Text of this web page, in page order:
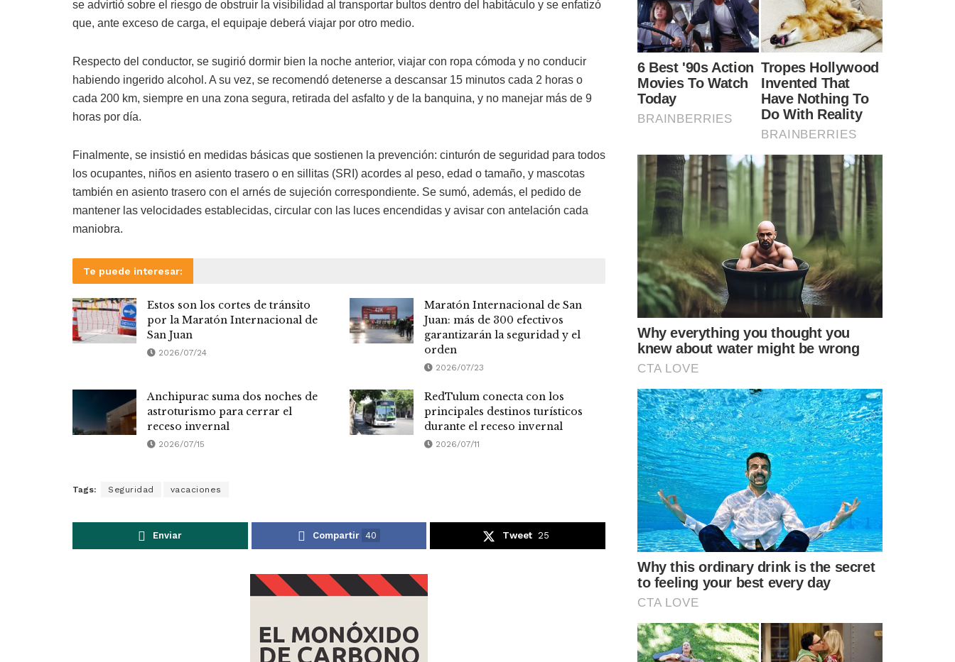
se advirtió sobre el riesgo de obstruir la visibilidad al transportar bultos dentro del habitáculo y se enfatizó
que, ante exceso de carga, el equipaje deberá viajar por otro medio.
Respecto del conductor, se sugirió dormir bien la noche anterior, viajar con ropa cómoda y no conducir
habiendo ingerido alcohol. A su vez, se recomendó detenerse a descansar 15 minutos cada 2 horas o
cada 200 km, siempre en una zona segura, retirada del asfalto y de la banquina, y no manejar más de 9
horas por día.
Finalmente, se insistió en medidas básicas que sostienen la prevención: cinturón de seguridad para todos
los ocupantes, niños en asiento trasero o en sillitas (SRI) acordes al peso, edad o tamaño, y mascotas
también en asiento trasero con el arnés de sujeción correspondiente. Se sumó, además, el pedido de
mantener las velocidades establecidas, circular con las luces encendidas y avisar con antelación cada
maniobra.
Te puede interesar:
Estos son los cortes de tránsito
por la Maratón Internacional de
San Juan
2026/07/24
Maratón Internacional de San
Juan: más de 300 efectivos
garantizarán la seguridad y el
orden
2026/07/23
Anchipurac suma dos noches de
astroturismo para cerrar el
receso invernal
2026/07/15
RedTulum conecta con los
principales destinos turísticos
durante el receso invernal
2026/07/11
Tags: Seguridad vacaciones
Enviar Compartir 40 Tweet 25